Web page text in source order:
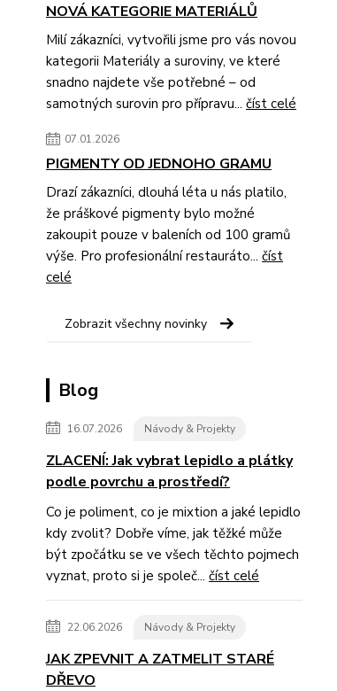
NOVÁ KATEGORIE MATERIÁLŮ
Milí zákazníci, vytvořili jsme pro vás novou
kategorii Materiály a suroviny, ve které
snadno najdete vše potřebné – od
samotných surovin pro přípravu... číst celé
07.01.2026
PIGMENTY OD JEDNOHO GRAMU
Drazí zákazníci, dlouhá léta u nás platilo,
že práškové pigmenty bylo možné
zakoupit pouze v baleních od 100 gramů
výše. Pro profesionální restauráto... číst
celé
Zobrazit všechny novinky
Blog
16.07.2026 Návody & Projekty
ZLACENÍ: Jak vybrat lepidlo a plátky
podle povrchu a prostředí?
Co je poliment, co je mixtion a jaké lepidlo
kdy zvolit? Dobře víme, jak těžké může
být zpočátku se ve všech těchto pojmech
vyznat, proto si je společ... číst celé
22.06.2026 Návody & Projekty
JAK ZPEVNIT A ZATMELIT STARÉ
DŘEVO